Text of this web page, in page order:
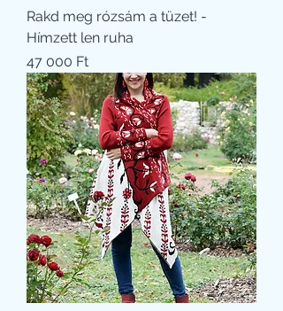
Rakd meg rózsám a tüzet! -
Hímzett len ruha
Ár
47 000 Ft